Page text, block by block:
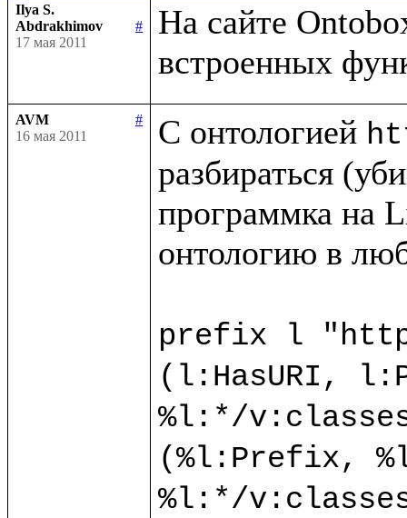
Ilya S.
Abdrakhimov
#
17 мая 2011
На сайте
AVM
#
16 мая 2011
С онтологией
разбираться
программка на
онтологию в
prefix l
(l:HasURI,
%l:*/
(%l:Prefix,
%l:*/